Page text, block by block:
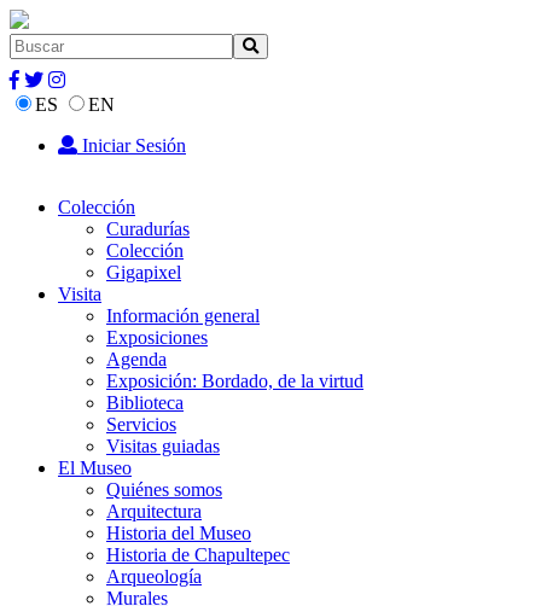
ES
EN
Iniciar Sesión
Colección
Curadurías
Colección
Gigapixel
Visita
Información general
Exposiciones
Agenda
Exposición: Bordado, de la virtud
Biblioteca
Servicios
Visitas guiadas
El Museo
Quiénes somos
Arquitectura
Historia del Museo
Historia de Chapultepec
Arqueología
Murales